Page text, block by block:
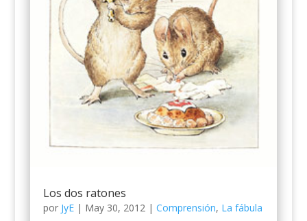
Los dos ratones
por JyE| May 30, 2012| Comprensión, La fábula